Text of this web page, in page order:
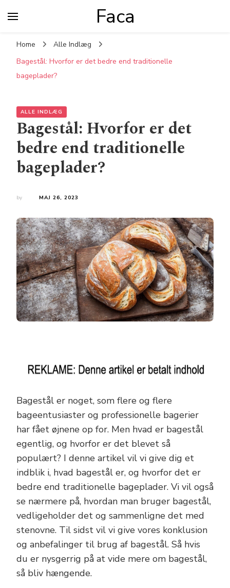
Faca
Home
Alle Indlæg
Bagestål: Hvorfor er det bedre end traditionelle
bageplader?
ALLE INDLÆG
Bagestål: Hvorfor er det
bedre end traditionelle
bageplader?
by MAJ 26, 2023
Bagestål er noget, som flere og flere
bageentusiaster og professionelle bagerier
har fået øjnene op for. Men hvad er bagestål
egentlig, og hvorfor er det blevet så
populært? I denne artikel vil vi give dig et
indblik i, hvad bagestål er, og hvorfor det er
bedre end traditionelle bageplader. Vi vil også
se nærmere på, hvordan man bruger bagestål,
vedligeholder det og sammenligne det med
stenovne. Til sidst vil vi give vores konklusion
og anbefalinger til brug af bagestål. Så hvis
du er nysgerrig på at vide mere om bagestål,
så bliv hængende.